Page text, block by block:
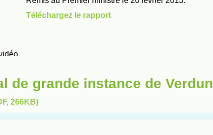
de grande instance de Verdun
266KB)